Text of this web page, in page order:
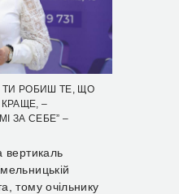
ТИ РОБИШ ТЕ, ЩО
–
ЗА СЕБЕ” –
вертикаль
тому очільнику